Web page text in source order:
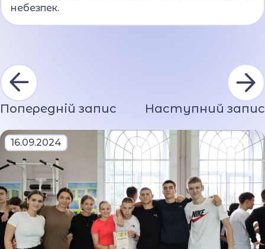
небезпек.
Попередній запис Наступний запис
16.09.2024